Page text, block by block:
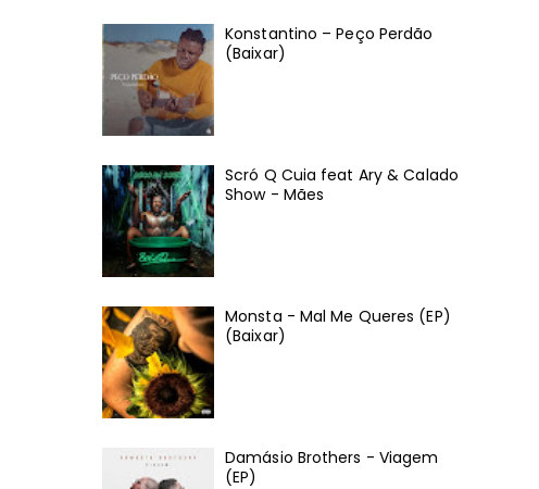
Konstantino – Peço Perdão
(Baixar)
Scró Q Cuia feat Ary & Calado
Show - Mães
Monsta - Mal Me Queres (EP)
(Baixar)
Damásio Brothers - Viagem
(EP)